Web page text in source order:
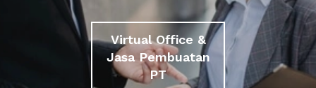
Virtual Office &
Jasa Pembuatan
PT